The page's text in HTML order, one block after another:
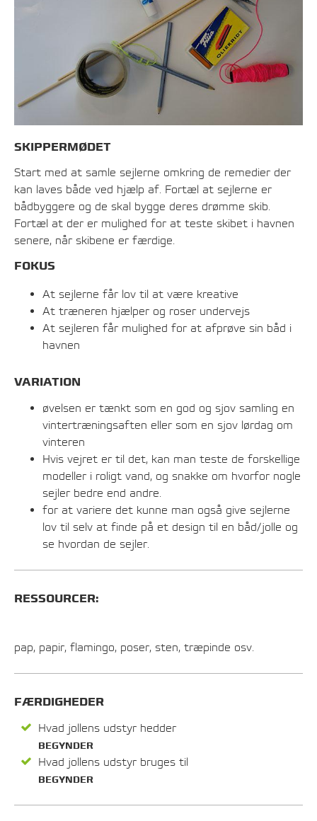
SKIPPERMØDET
Start med at samle sejlerne omkring de remedier der
kan laves både ved hjælp af. Fortæl at sejlerne er
bådbyggere og de skal bygge deres drømme skib.
Fortæl at der er mulighed for at teste skibet i havnen
senere, når skibene er færdige.
FOKUS
At sejlerne får lov til at være kreative
At træneren hjælper og roser undervejs
At sejleren får mulighed for at afprøve sin båd i
havnen
VARIATION
øvelsen er tænkt som en god og sjov samling en
vintertræningsaften eller som en sjov lørdag om
vinteren
Hvis vejret er til det, kan man teste de forskellige
modeller i roligt vand, og snakke om hvorfor nogle
sejler bedre end andre.
for at variere det kunne man også give sejlerne
lov til selv at finde på et design til en båd/jolle og
se hvordan de sejler.
RESSOURCER:
pap, papir, flamingo, poser, sten, træpinde osv.
FÆRDIGHEDER
Hvad jollens udstyr hedder
BEGYNDER
Hvad jollens udstyr bruges til
BEGYNDER